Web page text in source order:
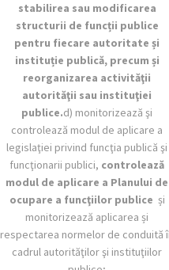
stabilirea sau modificarea
structurii de funcții publice
pentru fiecare autoritate și
instituție publică, precum și
reorganizarea activităţii
autorităţii sau instituţiei
publice.d) monitorizează şi
controlează modul de aplicare a
legislaţiei privind funcţia publică şi
funcţionarii publici, controlează
modul de aplicare a Planului de
ocupare a funcţiilor publice și
monitorizează aplicarea și
respectarea normelor de conduită
cadrul autorităţilor şi instituţiilor